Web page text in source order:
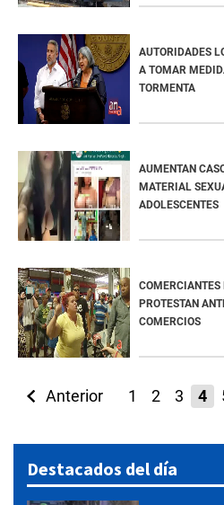
AUTORIDADES
A TOMAR
TORMENTA
AUMENTAN
MATERIAL
ADOLESCENTES
COMERCIANTES
PROTESTAN ANTE CIERRE DEFINITIVO DE
COMERCIOS
Anterior 1 2 3 4
Destacados del día